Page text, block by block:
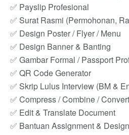
✅ Payslip Profesional
✅ Surat Rasmi (Permohonan,
✅ Design Poster / Flyer / Menu
✅ Design Banner & Banting
✅ Gambar Formal / Passport
✅ QR Code Generator
✅ Skrip Lulus Interview (BM &
✅ Compress / Combine /
✅ Edit & Translate Document
✅ Bantuan Assignment &